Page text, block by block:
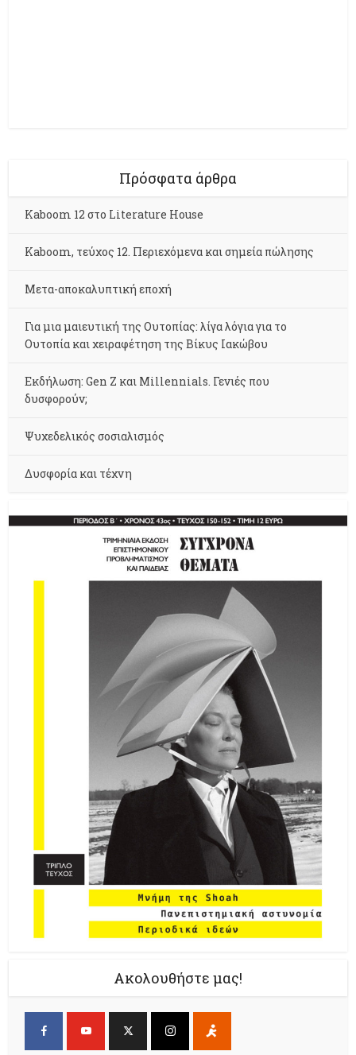
Πρόσφατα άρθρα
Kaboom 12 στο Literature House
Kaboom, τεύχος 12. Περιεχόμενα και σημεία πώλησης
Μετα-αποκαλυπτική εποχή
Για μια μαιευτική της Ουτοπίας: λίγα λόγια για το
Ουτοπία και χειραφέτηση της Βίκυς Ιακώβου
Εκδήλωση: Gen Z και Millennials. Γενιές που
δυσφορούν;
Ψυχεδελικός σοσιαλισμός
Δυσφορία και τέχνη
Ακολουθήστε μας!